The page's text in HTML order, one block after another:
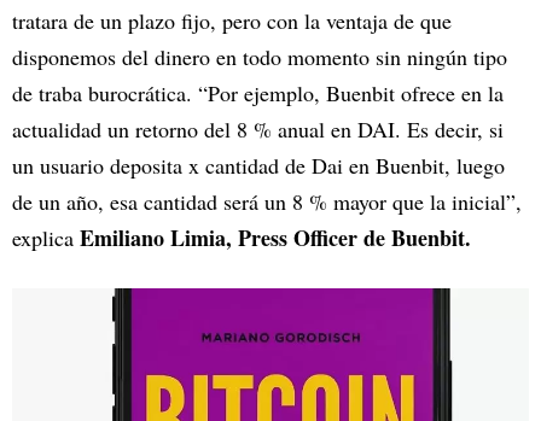
tratara de un plazo fijo, pero con la ventaja de que
disponemos del dinero en todo momento sin ningún tipo
de traba burocrática. “Por ejemplo, Buenbit ofrece en la
actualidad un retorno del 8 % anual en DAI. Es decir, si
un usuario deposita x cantidad de Dai en Buenbit, luego
de un año, esa cantidad será un 8 % mayor que la inicial”,
explica Emiliano Limia, Press Officer de Buenbit.